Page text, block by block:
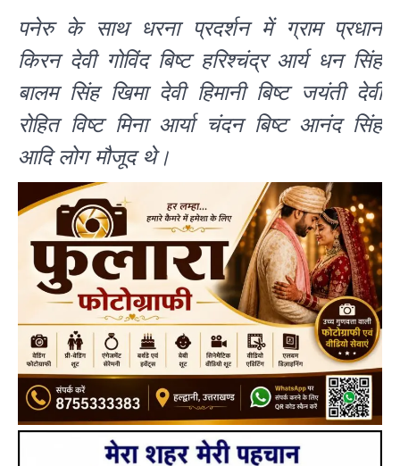
पनेरु के साथ धरना प्रदर्शन में ग्राम प्रधान
किरन देवी गोविंद बिष्ट हरिश्चंद्र आर्य धन सिंह
बालम सिंह खिमा देवी हिमानी बिष्ट जयंती देवी
रोहित विष्ट मिना आर्या चंदन बिष्ट आनंद सिंह
आदि लोग मौजूद थे।